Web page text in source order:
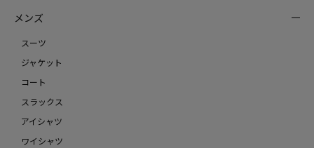
メンズ
スーツ
ジャケット
コート
スラックス
アイシャツ
ワイシャツ